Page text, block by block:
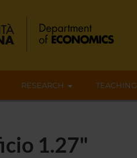
RESEARCH TEACHING
1.27"